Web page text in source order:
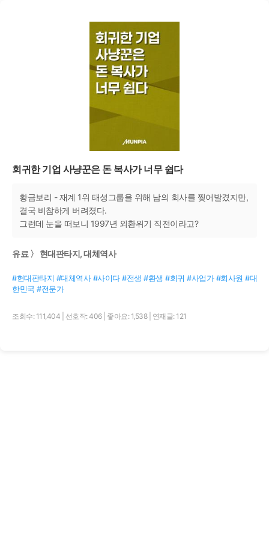
회귀한 기업 사냥꾼은 돈 복사가 너무 쉽다
황금보리 - 재계 1위 태성그룹을 위해 남의 회사를 찢어발겼지만,
결국 비참하게 버려졌다.
그런데 눈을 떠보니 1997년 외환위기 직전이라고?
유료 〉 현대판타지, 대체역사
#현대판타지 #대체역사 #사이다 #전생 #환생 #회귀 #사업가 #회사원 #대
한민국 #전문가
조회수: 111,404 선호작: 406 좋아요: 1,538 연재글: 121